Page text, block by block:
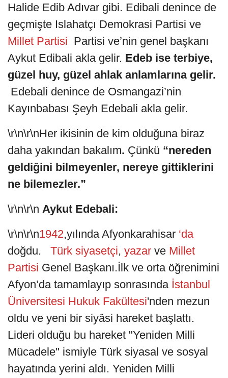
Halide Edib Adıvar gibi. Edibali denince de
geçmişte Islahatçı Demokrasi Partisi ve
Millet Partisi Partisi ve’nin genel başkanı
Aykut Edibali akla gelir. Edeb ise terbiye,
güzel huy, güzel ahlak anlamlarına gelir.
Edebali denince de Osmangazi’nin
Kayınbabası Şeyh Edebali akla gelir.
\r\n\r\nHer ikisinin de kim olduğuna biraz
daha yakından bakalım. Çünkü “nereden
geldiğini bilmeyenler, nereye gittiklerini
ne bilemezler.”
\r\n\r\n Aykut Edebali:
\r\n\r\n1942,yılında Afyonkarahisar ‘da
doğdu. Türk siyasetçi, yazar ve Millet
Partisi Genel Başkanı.İlk ve orta öğrenimini
Afyon’da tamamlayıp sonrasında İstanbul
Üniversitesi Hukuk Fakültesi'nden mezun
oldu ve yeni bir siyâsi hareket başlattı.
Lideri olduğu bu hareket "Yeniden Milli
Mücadele" ismiyle Türk siyasal ve sosyal
hayatında yerini aldı. Yeniden Milli